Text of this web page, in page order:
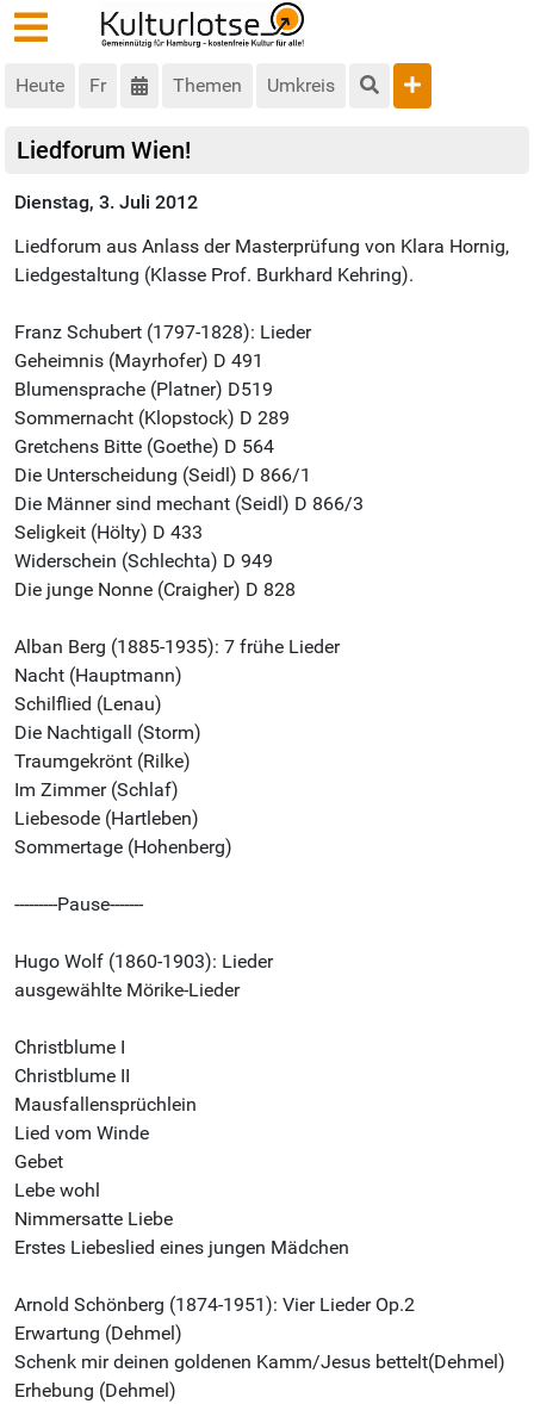
Heute Fr Themen Umkreis
Liedforum Wien!
Dienstag, 3. Juli 2012
Liedforum aus Anlass der Masterprüfung von Klara Hornig,
Liedgestaltung (Klasse Prof. Burkhard Kehring).
Franz Schubert (1797-1828): Lieder
Geheimnis (Mayrhofer) D 491
Blumensprache (Platner) D519
Sommernacht (Klopstock) D 289
Gretchens Bitte (Goethe) D 564
Die Unterscheidung (Seidl) D 866/1
Die Männer sind mechant (Seidl) D 866/3
Seligkeit (Hölty) D 433
Widerschein (Schlechta) D 949
Die junge Nonne (Craigher) D 828
Alban Berg (1885-1935): 7 frühe Lieder
Nacht (Hauptmann)
Schilflied (Lenau)
Die Nachtigall (Storm)
Traumgekrönt (Rilke)
Im Zimmer (Schlaf)
Liebesode (Hartleben)
Sommertage (Hohenberg)
---------Pause-------
Hugo Wolf (1860-1903): Lieder
ausgewählte Mörike-Lieder
Christblume I
Christblume II
Mausfallensprüchlein
Lied vom Winde
Gebet
Lebe wohl
Nimmersatte Liebe
Erstes Liebeslied eines jungen Mädchen
Arnold Schönberg (1874-1951): Vier Lieder Op.2
Erwartung (Dehmel)
Schenk mir deinen goldenen Kamm/Jesus bettelt(Dehmel)
Erhebung (Dehmel)